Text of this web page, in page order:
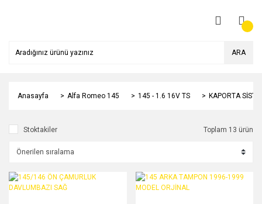
ARA
Anasayfa Alfa Romeo 145 145 - 1.6 16V TS KAPORTA
Stoktakiler Toplam 13 ürün